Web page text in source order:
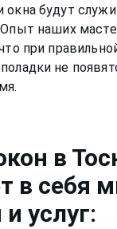
будут
наших
при
не
в
в себя
услуг: